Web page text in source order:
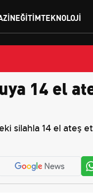
EĞITIMTEKNOLOJI
14 el
silahla 14 el ateş